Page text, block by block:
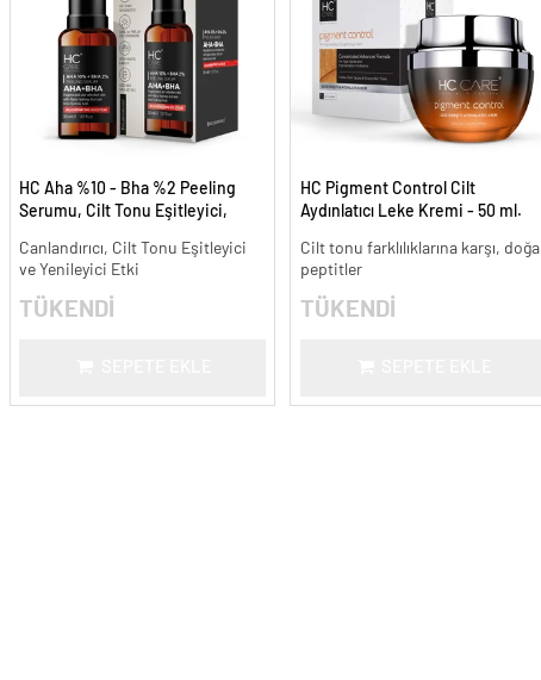
HC Aha %10 - Bha %2 Peeling
Serumu, Cilt Tonu Eşitleyici,
Canlandırıcı, Cilt Tonu Eşitleyici
ve Yenileyici Etki
TÜKENDİ
HC Pigment Control Cilt
Aydınlatıcı Leke Kremi - 50 ml.
Cilt tonu farklılıklarına karşı, doğal
peptitler
TÜKENDİ